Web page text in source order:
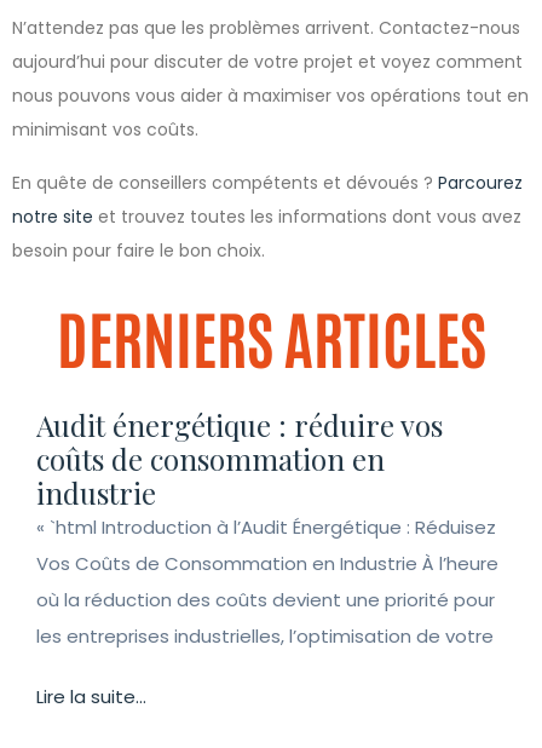
N’attendez pas que les problèmes arrivent. Contactez-nous
aujourd’hui pour discuter de votre projet et voyez comment
nous pouvons vous aider à maximiser vos opérations tout en
minimisant vos coûts.
En quête de conseillers compétents et dévoués ? Parcourez
notre site et trouvez toutes les informations dont vous avez
besoin pour faire le bon choix.
DERNIERS ARTICLES
Audit énergétique : réduire vos
coûts de consommation en
industrie
« `html Introduction à l’Audit Énergétique : Réduisez
Vos Coûts de Consommation en Industrie À l’heure
où la réduction des coûts devient une priorité pour
les entreprises industrielles, l’optimisation de votre
Lire la suite...